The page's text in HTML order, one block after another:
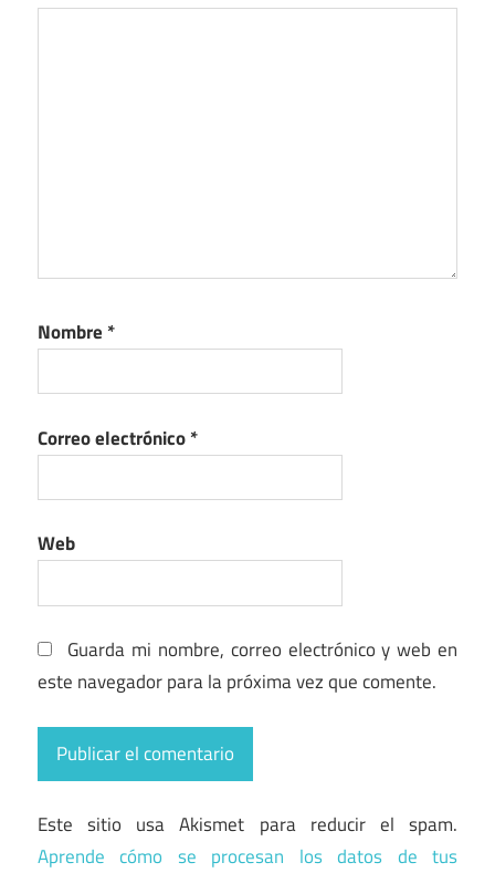
Nombre *
Correo electrónico*
Web
Guarda mi nombre, correo electrónico y web en
este navegador para la próxima vez que comente.
Este sitio usa Akismet para reducir el spam.
Aprende cómo se procesan los datos de tus